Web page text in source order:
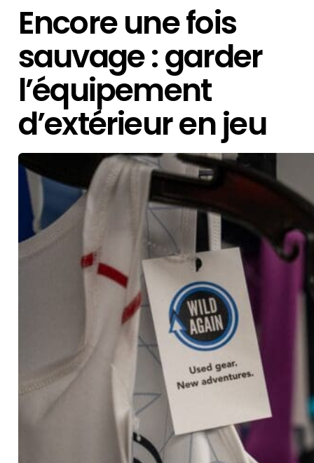
Encore une fois
sauvage : garder
l’équipement
d’extérieur en jeu